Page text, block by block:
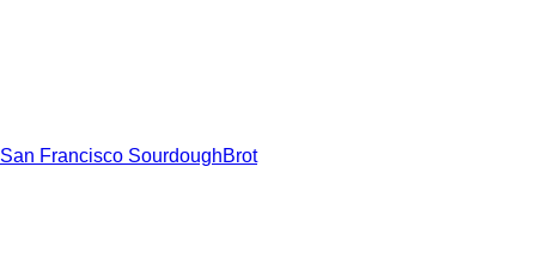
San Francisco SourdoughBrot